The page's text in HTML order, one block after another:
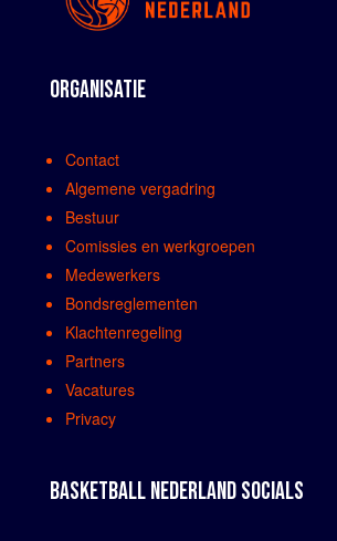
ORGANISATIE
Contact
Algemene vergadring
Bestuur
Comissies en werkgroepen
Medewerkers
Bondsreglementen
Klachtenregeling
Partners
Vacatures
Privacy
BASKETBALL NEDERLAND SOCIALS